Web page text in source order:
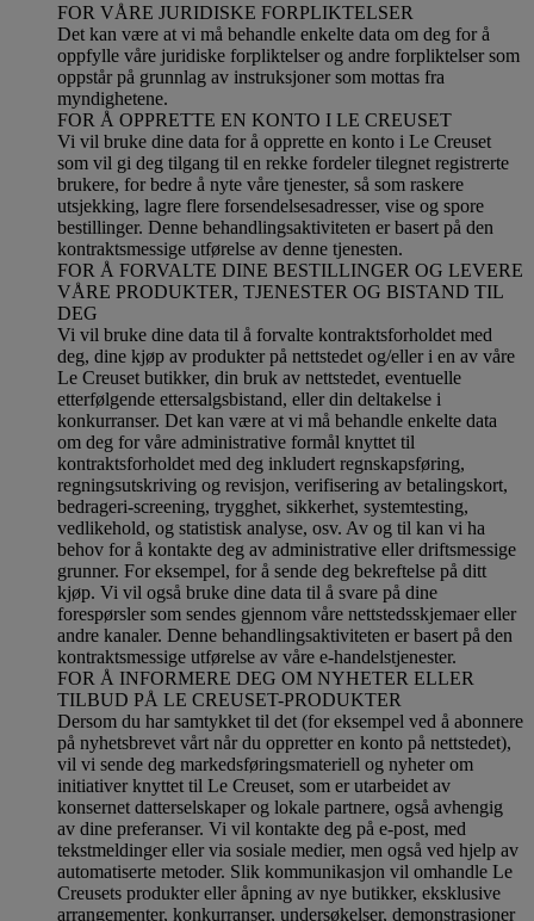
FOR VÅRE JURIDISKE FORPLIKTELSER
Det kan være at vi må behandle enkelte data om deg for å
oppfylle våre juridiske forpliktelser og andre forpliktelser som
oppstår på grunnlag av instruksjoner som mottas fra
myndighetene.
FOR Å OPPRETTE EN KONTO I LE CREUSET
Vi vil bruke dine data for å opprette en konto i Le Creuset
som vil gi deg tilgang til en rekke fordeler tilegnet registrerte
brukere, for bedre å nyte våre tjenester, så som raskere
utsjekking, lagre flere forsendelsesadresser, vise og spore
bestillinger. Denne behandlingsaktiviteten er basert på den
kontraktsmessige utførelse av denne tjenesten.
FOR Å FORVALTE DINE BESTILLINGER OG LEVERE
VÅRE PRODUKTER, TJENESTER OG BISTAND TIL
DEG
Vi vil bruke dine data til å forvalte kontraktsforholdet med
deg, dine kjøp av produkter på nettstedet og/eller i en av våre
Le Creuset butikker, din bruk av nettstedet, eventuelle
etterfølgende ettersalgsbistand, eller din deltakelse i
konkurranser. Det kan være at vi må behandle enkelte data
om deg for våre administrative formål knyttet til
kontraktsforholdet med deg inkludert regnskapsføring,
regningsutskriving og revisjon, verifisering av betalingskort,
bedrageri-screening, trygghet, sikkerhet, systemtesting,
vedlikehold, og statistisk analyse, osv. Av og til kan vi ha
behov for å kontakte deg av administrative eller driftsmessige
grunner. For eksempel, for å sende deg bekreftelse på ditt
kjøp. Vi vil også bruke dine data til å svare på dine
forespørsler som sendes gjennom våre nettstedsskjemaer eller
andre kanaler. Denne behandlingsaktiviteten er basert på den
kontraktsmessige utførelse av våre e-handelstjenester.
FOR Å INFORMERE DEG OM NYHETER ELLER
TILBUD PÅ LE CREUSET-PRODUKTER
Dersom du har samtykket til det (for eksempel ved å abonnere
på nyhetsbrevet vårt når du oppretter en konto på nettstedet),
vil vi sende deg markedsføringsmateriell og nyheter om
initiativer knyttet til Le Creuset, som er utarbeidet av
konsernet datterselskaper og lokale partnere, også avhengig
av dine preferanser. Vi vil kontakte deg på e-post, med
tekstmeldinger eller via sosiale medier, men også ved hjelp av
automatiserte metoder. Slik kommunikasjon vil omhandle Le
Creusets produkter eller åpning av nye butikker, eksklusive
arrangementer, konkurranser, undersøkelser, demonstrasjoner